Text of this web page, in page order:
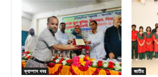
ক্যাম্পাস খবর জাতীয়